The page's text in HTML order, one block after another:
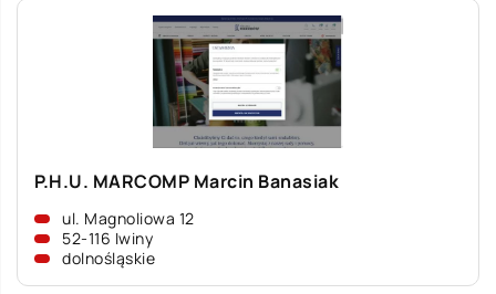
P.H.U. MARCOMP Marcin Banasiak
ul. Magnoliowa 12
52-116 Iwiny
dolnośląskie